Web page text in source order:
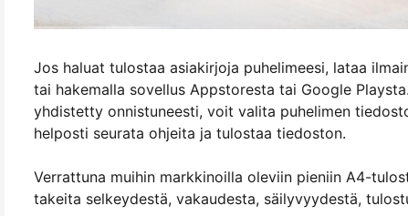
Jos haluat tulostaa asiakirjoja puhelimeesi, lataa
tai hakemalla sovellus Appstoresta tai Google
yhdistetty onnistuneesti, voit valita puhelimen
helposti seurata ohjeita ja tulostaa tiedoston.
Verrattuna muihin markkinoilla oleviin pieniin A4-
takeita selkeydestä, vakaudesta, säilyvyydestä,